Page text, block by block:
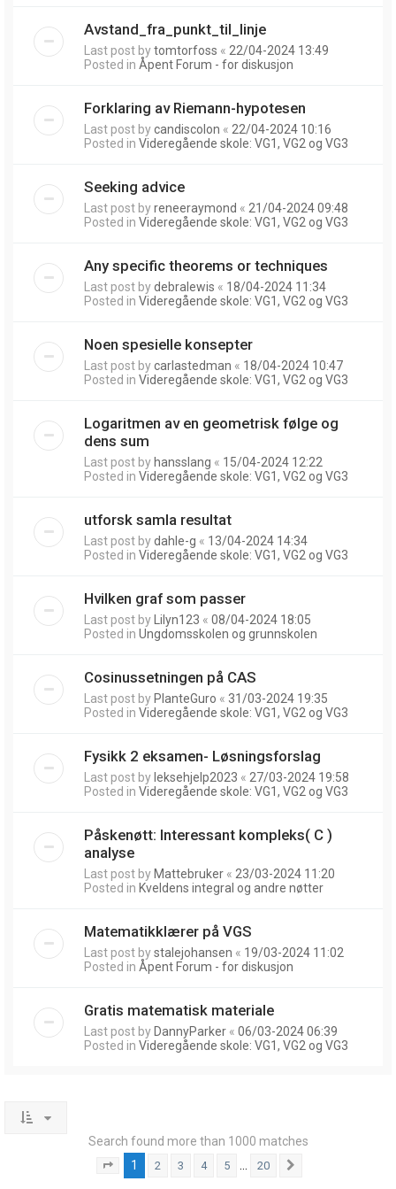
Avstand_fra_punkt_til_linje
Last post bytomtorfoss « 22/04-2024 13:49
Posted in Åpent Forum - for diskusjon
Forklaring av Riemann-hypotesen
Last post bycandiscolon « 22/04-2024 10:16
Posted in Videregående skole: VG1, VG2 og VG3
Seeking advice
Last post byreneeraymond « 21/04-2024 09:48
Posted in Videregående skole: VG1, VG2 og VG3
Any specific theorems or techniques
Last post bydebralewis « 18/04-2024 11:34
Posted in Videregående skole: VG1, VG2 og VG3
Noen spesielle konsepter
Last post bycarlastedman « 18/04-2024 10:47
Posted in Videregående skole: VG1, VG2 og VG3
Logaritmen av en geometrisk følge og
dens sum
Last post by hansslang « 15/04-2024 12:22
Posted in Videregående skole: VG1, VG2 og VG3
utforsk samla resultat
Last post bydahle-g « 13/04-2024 14:34
Posted in Videregående skole: VG1, VG2 og VG3
Hvilken graf som passer
Last post by Lilyn123 « 08/04-2024 18:05
Posted in Ungdomsskolen og grunnskolen
Cosinussetningen på CAS
Last post by PlanteGuro « 31/03-2024 19:35
Posted in Videregående skole: VG1, VG2 og VG3
Fysikk 2 eksamen- Løsningsforslag
Last post by leksehjelp2023 « 27/03-2024 19:58
Posted in Videregående skole: VG1, VG2 og VG3
Påskenøtt: Interessant kompleks( C )
analyse
Last post by Mattebruker « 23/03-2024 11:20
Posted in Kveldens integral og andre nøtter
Matematikklærer på VGS
Last post bystalejohansen « 19/03-2024 11:02
Posted in Åpent Forum - for diskusjon
Gratis matematisk materiale
Last post by DannyParker « 06/03-2024 06:39
Posted in Videregående skole: VG1, VG2 og VG3
Search found more than 1000 matches
Page of 20
1 2 3 4 5 20